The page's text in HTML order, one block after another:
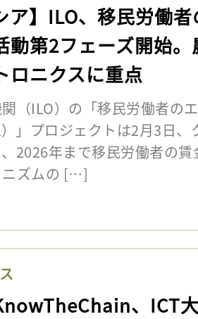
ア】ILO、移民労働
動第2フェーズ開始。
ロニクスに重点
（ILO）の「移民労働者の
」プロジェクトは2月3日
2026年まで移民労働者の
ニズムの […]
、ICT